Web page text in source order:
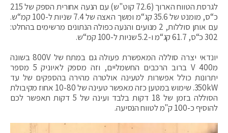
לגרסת הטווח הארוך (72.6 קוט"ש) עם הנעה אחורית הספק של 215
כ“ס, מומנט של 35.6 קג“מ ומשך האצה של 7.4 שניות ל-100 קמ“ש.
עם אותן סוללות, 2 מנועים והנעה כפולה הנתונים מרשימים בהחלט:
302 כ“ס, 61.7 קג“מ ו-5.2 שניות ל-100 קמ“ש.
יונדאי יצרה סוללה המאפשרת פעולה גם במתח של 800V בשונה
מ400 V ברוב הרכבים החשמליים, וזה מספק לאיוניק 5 מספר
יתרונות כולל אפשרות לטעינה אולטרה מהירה בהספקים של עד
350kW. שימוש במטען כזה מאפשר טעינה של 10-80 אחוז מקיבולת
הסוללה בזמן של 18 דקות בלבד ועינה של 5 דקות תאפשר לכם
להוסיף כ-100 ק"מ לטווח הנסיעה.